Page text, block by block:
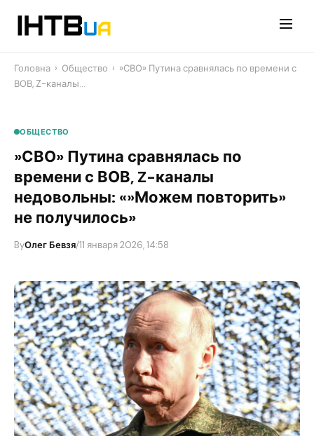
Головна › Общество › ​»СВО» Путина сравнялась по времени с
ВОВ, Z-каналы…
ОБЩЕСТВО
​»СВО» Путина сравнялась по
времени с ВОВ, Z-каналы
недовольны: «»Можем повторить»
не получилось»
ByОлег Бевзя/11 января 2026, 14:58